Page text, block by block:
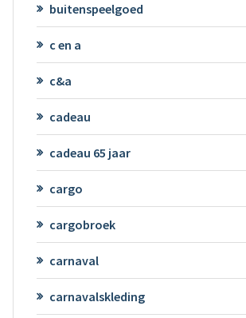
buitenspeelgoed
c en a
c&a
cadeau
cadeau 65 jaar
cargo
cargobroek
carnaval
carnavalskleding